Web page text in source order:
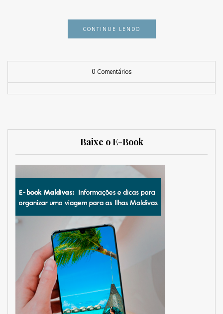
CONTINUE LENDO
0 Comentários
Baixe o E-Book